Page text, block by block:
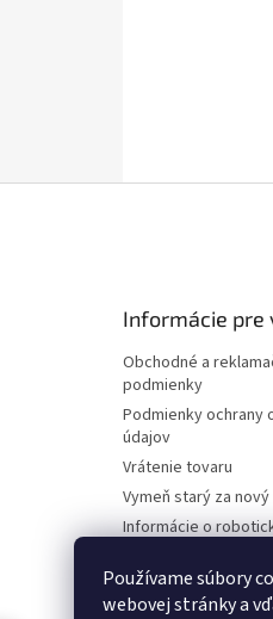
Používame súbory
webovej stránky a
Informácie pre
Obchodné a
podmienky
Podmienky ochrany
údajov
Vrátenie tovaru
Vymeň starý za nový
Informácie o
Požičovňa -
dokumentácie